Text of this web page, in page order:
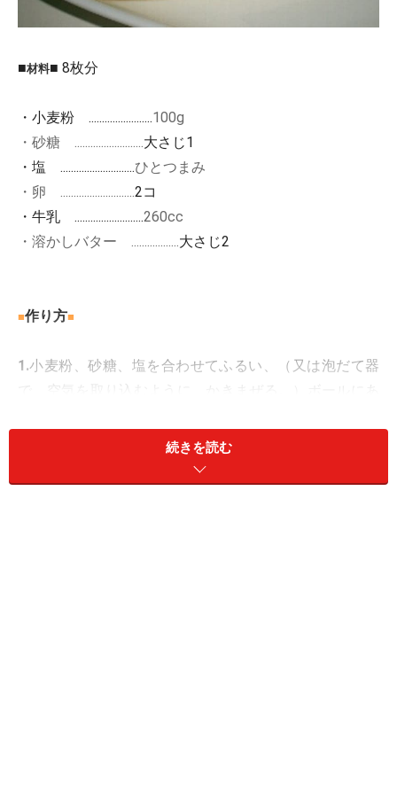
■材料■ 8枚分
・小麦粉 ........................100g
・砂糖 .......................... 大さじ1
・塩 ............................ひとつまみ
・卵 ............................ 2コ
・牛乳 ..........................260cc
・溶かしバター .................. 大さじ2
■作り方■
1.小麦粉、砂糖、塩を合わせてふるい、（又は泡だて器
で、空気を取り込むように、かきまぜる。）ボールにあ
卵と牛乳を混ぜ、半量を（1.
れ、泡だて器で、 周りの粉を取り込むように混ぜ合わ
続きを読む